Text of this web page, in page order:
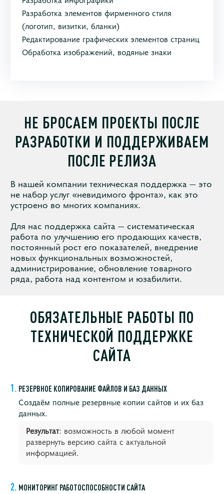
Разработка элементов фирменного стиля
(логотип, визитки, бланки)
Редактирование графических элементов страниц
Обработка изображений, водяные знаки
НЕ БРОСАЕМ ПРОЕКТЫ ПОСЛЕ
РАЗРАБОТКИ И ПОДДЕРЖИВАЕМ
ПОСЛЕ РЕЛИЗА
В нашей компании техническая поддержка — это
не набор услуг «невидимого фронта», как это
устроено во многих компаниях.
Для нас поддержка сайта — систематическая
работа по улучшению его продающих качеств,
постоянный рост его показателей, внедрение
новых функциональных возможностей,
администрирование, обновление товарного
ряда, работа над контентом и юзабилити.
ОБЯЗАТЕЛЬНЫЕ РАБОТЫ ПО
ТЕХНИЧЕСКОЙ ПОДДЕРЖКЕ
САЙТА
РЕЗЕРВНОЕ КОПИРОВАНИЕ ФАЙЛОВ И БАЗ ДАННЫХ
Создаём полные резервные копии сайтов и их баз
данных.
Результат: возможность в любой момент
развернуть версию сайта с актуальной
информацией.
МОНИТОРИНГ РАБОТОСПОСОБНОСТИ САЙТА